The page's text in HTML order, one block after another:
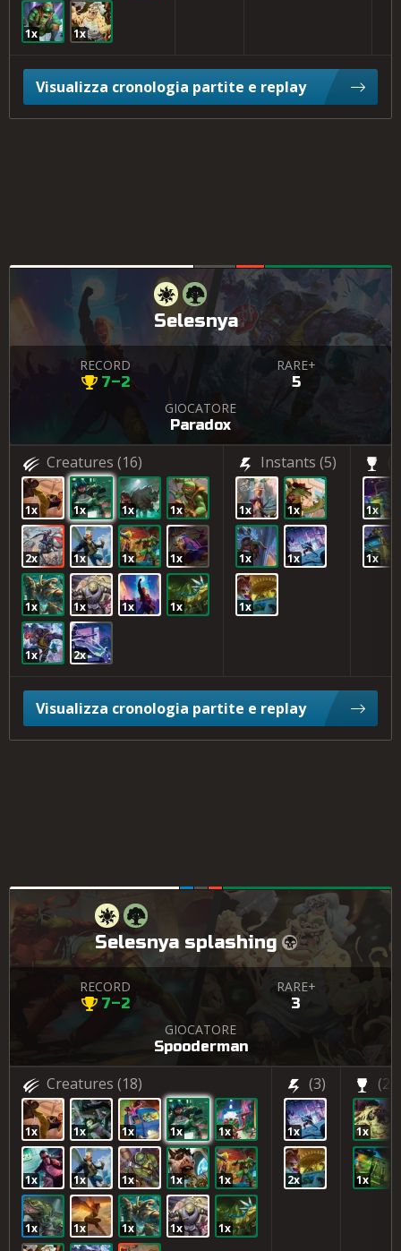
1x 1x
Visualizza cronologia partite e replay
Selesnya
RECORD
7–2
RARE+
5
GIOCATORE
Paradox
Creatures (16)
1x 1x 1x 1x
2x 1x 1x 1x
1x 1x 1x 1x
1x 2x
Instants (5)
1x 1x
1x 1x
1x
1x
1x
Visualizza cronologia partite e replay
Selesnya splashing
RECORD
7–2
RARE+
3
GIOCATORE
Spooderman
Creatures (18)
1x 1x 1x 1x 1x
1x 1x 1x 1x 1x
1x 1x 1x 1x 1x
(3)
1x
2x
(2)
1x
1x